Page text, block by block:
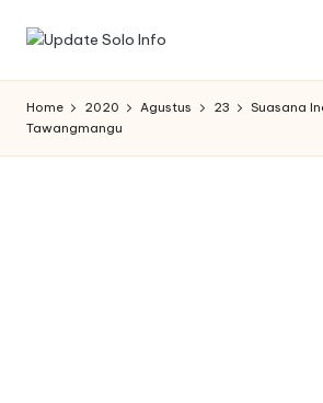
Skip
U
p
d
Solo
Home 2020 Agustus 23
Suasana
Tawangmangu